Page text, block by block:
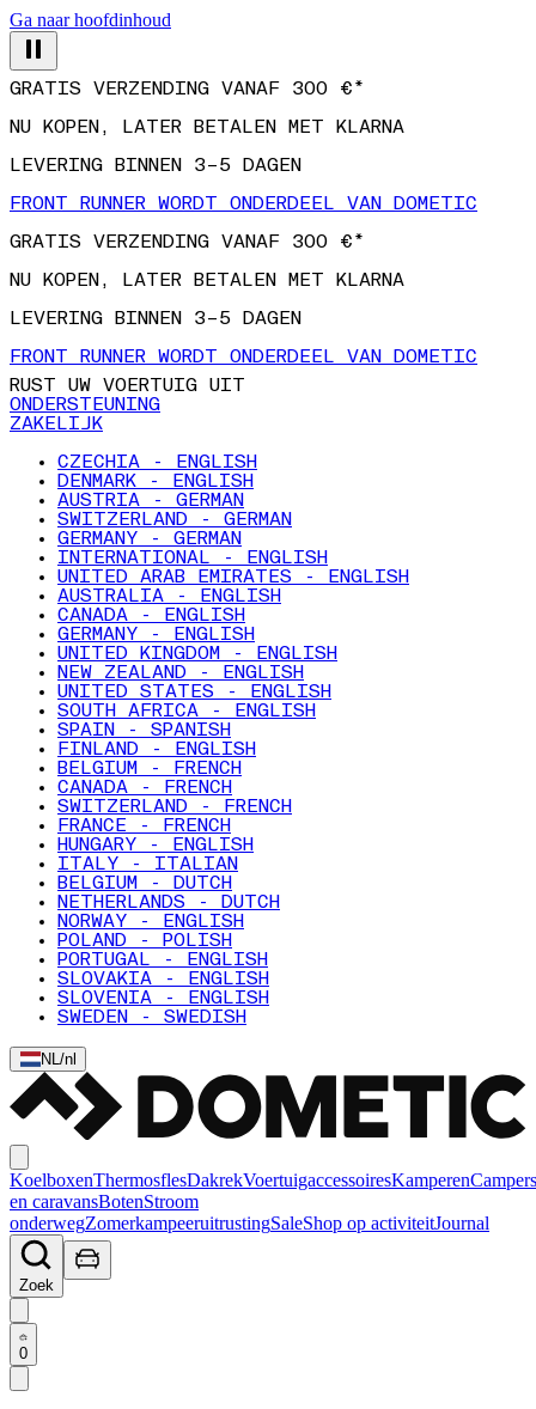
Ga naar hoofdinhoud
NU KOPEN, LATER BETALEN MET KLARNA
LEVERING BINNEN 3–5 DAGEN
FRONT RUNNER WORDT ONDERDEEL VAN DOMETIC
GRATIS VERZENDING VANAF 300 €*
NU KOPEN, LATER BETALEN MET KLARNA
LEVERING BINNEN 3–5 DAGEN
FRONT RUNNER WORDT ONDERDEEL VAN DOMETIC
RUST UW VOERTUIG UIT
ONDERSTEUNING
ZAKELIJK
CZECHIA - ENGLISH
DENMARK - ENGLISH
AUSTRIA - GERMAN
SWITZERLAND - GERMAN
GERMANY - GERMAN
INTERNATIONAL - ENGLISH
UNITED ARAB EMIRATES - ENGLISH
AUSTRALIA - ENGLISH
CANADA - ENGLISH
GERMANY - ENGLISH
UNITED KINGDOM - ENGLISH
NEW ZEALAND - ENGLISH
UNITED STATES - ENGLISH
SOUTH AFRICA - ENGLISH
SPAIN - SPANISH
FINLAND - ENGLISH
BELGIUM - FRENCH
CANADA - FRENCH
SWITZERLAND - FRENCH
FRANCE - FRENCH
HUNGARY - ENGLISH
ITALY - ITALIAN
BELGIUM - DUTCH
NETHERLANDS - DUTCH
NORWAY - ENGLISH
POLAND - POLISH
PORTUGAL - ENGLISH
SLOVAKIA - ENGLISH
SLOVENIA - ENGLISH
SWEDEN - SWEDISH
NL/nl
KoelboxenThermosflesDakrekVoertuigaccessoiresKamperenCampers
en caravansBotenStroom
onderwegZomerkampeeruitrustingSaleShop op activiteitJournal
Zoek
0